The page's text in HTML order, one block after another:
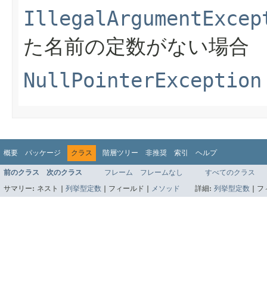
た名前の定数がない場合
NullPointerException
概要 パッケージ クラス 階層ツリー 非推奨 索引 ヘルプ
前のクラス 次のクラス フレーム フレームなし
すべてのクラス
サマリー: ネスト | 列挙型定数 フィールド | メソッド 詳細: 列挙型定数 フ